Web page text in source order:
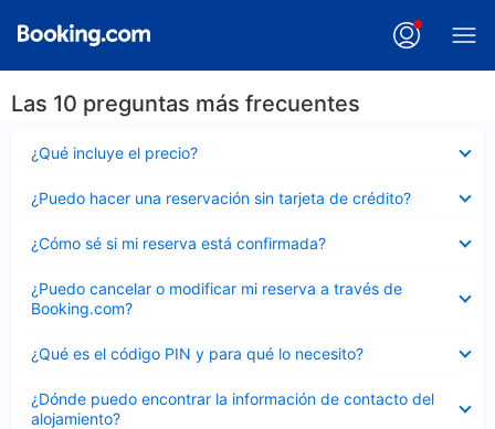
Las 10 preguntas más frecuentes
¿Qué incluye el precio?
cerrado
¿Puedo hacer una reservación sin tarjeta de crédito?
cerrado
¿Cómo sé si mi reserva está confirmada?
cerrado
¿Puedo cancelar o modificar mi reserva a través de
Booking.com?
cerrado
¿Qué es el código PIN y para qué lo necesito?
cerrado
¿Dónde puedo encontrar la información de contacto del
alojamiento?
cerrado